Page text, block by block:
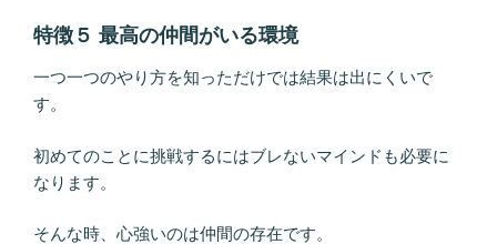
特徴５ 最高の仲間がいる環境
一つ一つのやり方を知っただけでは結果は出にくいで
す。
初めてのことに挑戦するにはブレないマインドも必要に
なります。
そんな時、心強いのは仲間の存在です。